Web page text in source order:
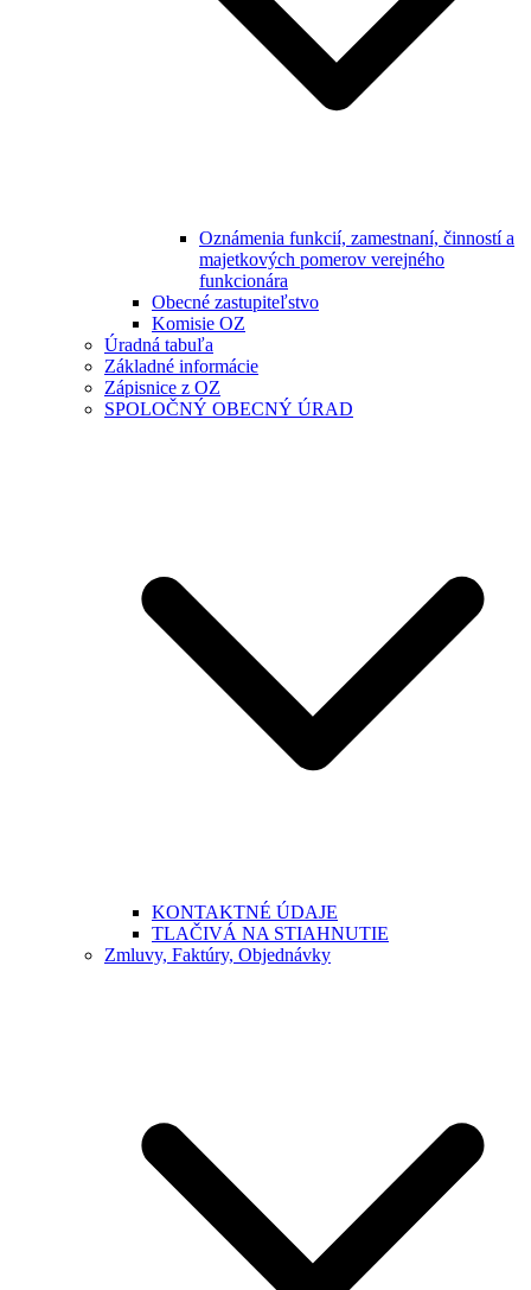
Oznámenia funkcií, zamestnaní, činností a
majetkových pomerov verejného
funkcionára
Obecné zastupiteľstvo
Komisie OZ
Úradná tabuľa
Základné informácie
Zápisnice z OZ
SPOLOČNÝ OBECNÝ ÚRAD
KONTAKTNÉ ÚDAJE
TLAČIVÁ NA STIAHNUTIE
Zmluvy, Faktúry, Objednávky